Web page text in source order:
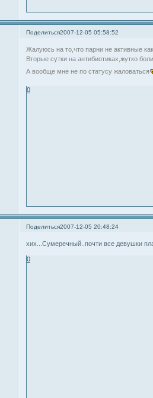
Поделиться2007-12-05 05:58:52
Жалуюсь на то,что парни не активные
Вторые сутки на антибиотиках,жутко
А вообще мне не по статусу жаловаться
0
Поделиться2007-12-05 20:48:24
хих...Сумеречный..почти все девушки
0